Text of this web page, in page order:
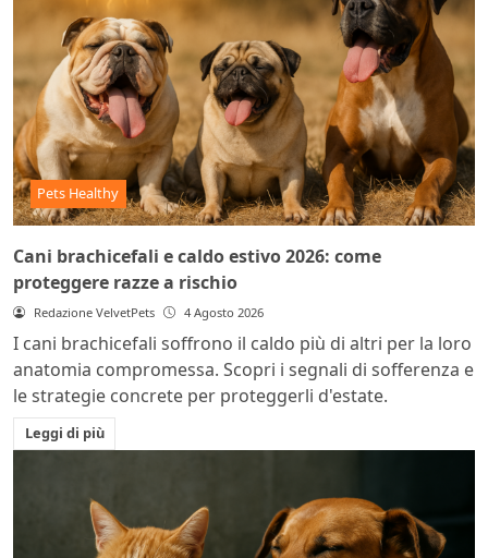
Pets Healthy
Cani brachicefali e caldo estivo 2026: come
proteggere razze a rischio
Redazione VelvetPets 4 Agosto 2026
I cani brachicefali soffrono il caldo più di altri per la loro
anatomia compromessa. Scopri i segnali di sofferenza e
le strategie concrete per proteggerli d'estate.
Leggi di più